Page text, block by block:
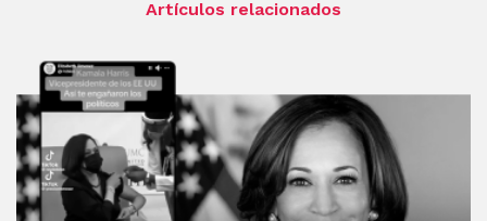
Artículos relacionados